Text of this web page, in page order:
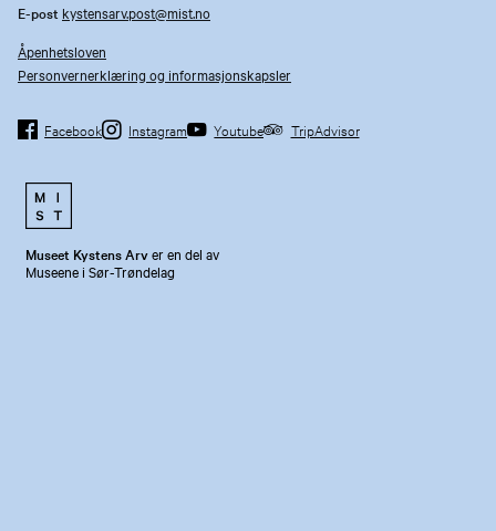
E-post kystensarv.post@mist.no
Åpenhetsloven
Personvernerklæring og informasjonskapsler
Facebook Instagram Youtube TripAdvisor
Museet Kystens Arver en del av
Museene i Sør-Trøndelag